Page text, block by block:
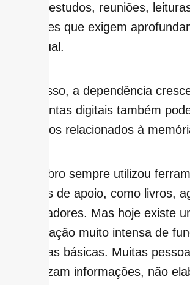
longas, estudos, reuniões,
atividades que exigem
intelectual.
Além disso, a dependência
ferramentas digitais também
processos relacionados à
“O cérebro sempre utilizou
externas de apoio, como livros,
computadores. Mas hoje existe
terceirização muito intensa de
cognitivas básicas. Muitas
memorizam informações, não